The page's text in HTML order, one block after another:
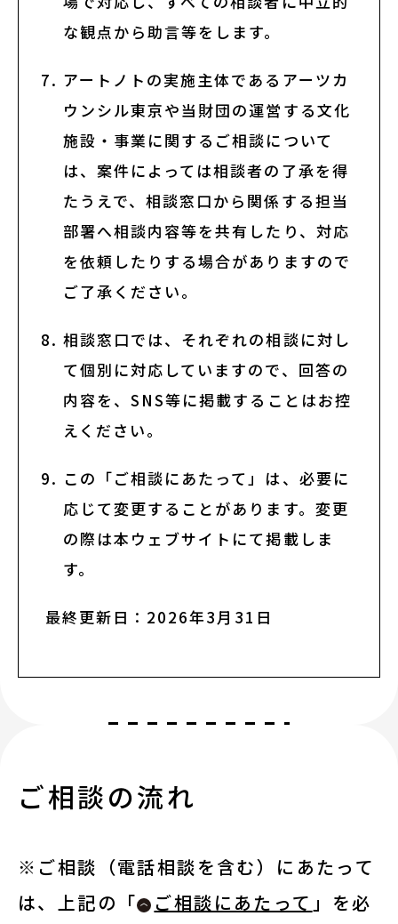
な観点から助言等をします。
アートノトの実施主体であるアーツカ
ウンシル東京や当財団の運営する文化
施設・事業に関するご相談について
は、案件によっては相談者の了承を得
たうえで、相談窓口から関係する担当
部署へ相談内容等を共有したり、対応
を依頼したりする場合がありますので
ご了承ください。
相談窓口では、それぞれの相談に対し
て個別に対応していますので、回答の
内容を、SNS等に掲載することはお控
えください。
この「ご相談にあたって」は、必要に
応じて変更することがあります。変更
の際は本ウェブサイトにて掲載しま
す。
最終更新日：2026年3月31日
ご相談の流れ
※ご相談（電話相談を含む）にあたって
は、上記の 「 ご相談にあたって 」 を必